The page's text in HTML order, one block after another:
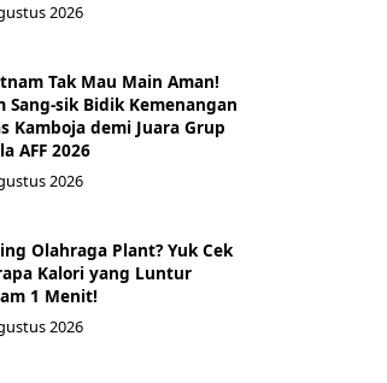
2026
Tak Mau Main Aman!
Sang-sik Bidik Kemenangan
Kamboja demi Juara Grup
AFF 2026
2026
Olahraga Plant? Yuk Cek
Kalori yang Luntur
1 Menit!
2026